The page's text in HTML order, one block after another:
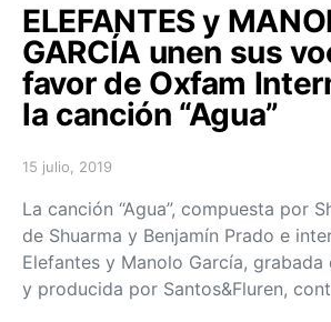
ELEFANTES y
GARCÍA unen sus
favor de Oxfam
la canción “Agua”
Posted on
15 julio, 2019
La canción “Agua”, compuesta por
de Shuarma y Benjamín Prado e
Elefantes y Manolo García, grabada
y producida por Santos&Fluren,